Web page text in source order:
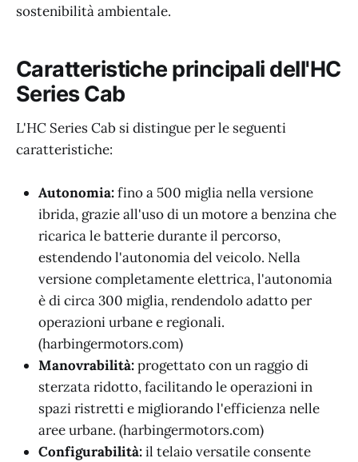
sostenibilità ambientale.
Caratteristiche principali dell'HC
Series Cab
L'HC Series Cab si distingue per le seguenti
caratteristiche:
Autonomia:fino a 500 miglia nella versione
ibrida, grazie all'uso di un motore a benzina che
ricarica le batterie durante il percorso,
estendendo l'autonomia del veicolo. Nella
versione completamente elettrica, l'autonomia
è di circa 300 miglia, rendendolo adatto per
operazioni urbane e regionali.
(harbingermotors.com)
Manovrabilità:progettato con un raggio di
sterzata ridotto, facilitando le operazioni in
spazi ristretti e migliorando l'efficienza nelle
aree urbane. (harbingermotors.com)
Configurabilità:il telaio versatile consente